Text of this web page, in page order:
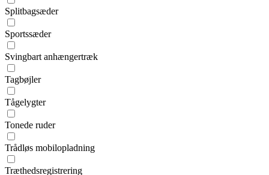
Splitbagsæder
Sportssæder
Svingbart anhængertræk
Tagbøjler
Tågelygter
Tonede ruder
Trådløs mobilopladning
Træthedsregistrering